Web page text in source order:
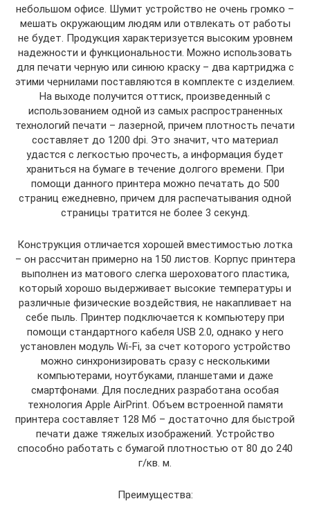
небольшом офисе. Шумит устройство не очень громко –
мешать окружающим людям или отвлекать от работы
не будет. Продукция характеризуется высоким уровнем
надежности и функциональности. Можно использовать
для печати черную или синюю краску – два картриджа с
этими чернилами поставляются в комплекте с изделием.
На выходе получится оттиск, произведенный с
использованием одной из самых распространенных
технологий печати – лазерной, причем плотность печати
составляет до 1200 dpi. Это значит, что материал
удастся с легкостью прочесть, а информация будет
храниться на бумаге в течение долгого времени. При
помощи данного принтера можно печатать до 500
страниц ежедневно, причем для распечатывания одной
страницы тратится не более 3 секунд.
Конструкция отличается хорошей вместимостью лотка
– он рассчитан примерно на 150 листов. Корпус принтера
выполнен из матового слегка шероховатого пластика,
который хорошо выдерживает высокие температуры и
различные физические воздействия, не накапливает на
себе пыль. Принтер подключается к компьютеру при
помощи стандартного кабеля USB 2.0, однако у него
установлен модуль Wi-Fi, за счет которого устройство
можно синхронизировать сразу с несколькими
компьютерами, ноутбуками, планшетами и даже
смартфонами. Для последних разработана особая
технология Apple AirPrint. Объем встроенной памяти
принтера составляет 128 Мб – достаточно для быстрой
печати даже тяжелых изображений. Устройство
способно работать с бумагой плотностью от 80 до 240
г/кв. м.
Преимущества: